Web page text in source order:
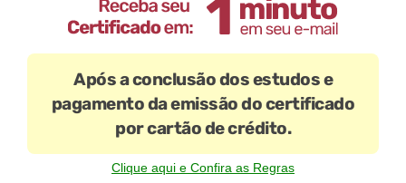
Após a conclusão dos estudos e
pagamento da emissão do certificado
por cartão de crédito.
Clique aqui e Confira as Regras